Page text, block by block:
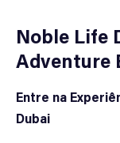
Noble Life
Adventure
Entre na
Dubai